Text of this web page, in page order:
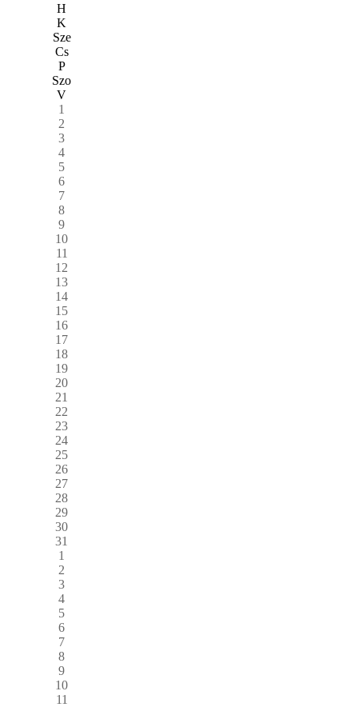
H
K
Sze
Cs
P
Szo
V
1
2
3
4
5
6
7
8
9
10
11
12
13
14
15
16
17
18
19
20
21
22
23
24
25
26
27
28
29
30
31
1
2
3
4
5
6
7
8
9
10
11